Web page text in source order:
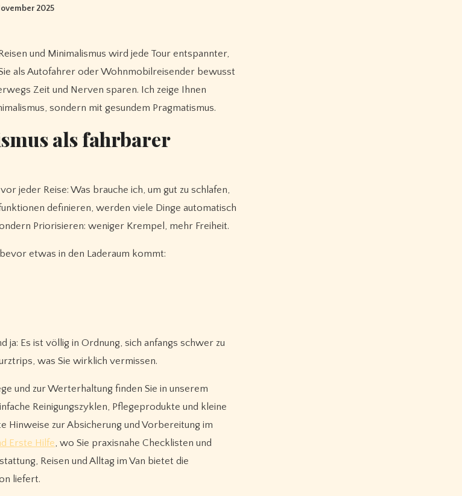
2025
als Autofahrer oder Wohnmobilreisender bewusst
Zeit und Nerven sparen. Ich zeige Ihnen
sondern mit gesundem Pragmatismus.
als fahrbarer
jeder Reise: Was brauche ich, um gut zu schlafen,
definieren, werden viele Dinge automatisch
Priorisieren: weniger Krempel, mehr Freiheit.
etwas in den Laderaum kommt:
Es ist völlig in Ordnung, sich anfangs schwer zu
was Sie wirklich vermissen.
und zur Werterhaltung finden Sie in unserem
Reinigungszyklen, Pflegeprodukte und kleine
zur Absicherung und Vorbereitung im
Erste Hilfe , wo Sie praxisnahe Checklisten und
Reisen und Alltag im Van bietet die
liefert.